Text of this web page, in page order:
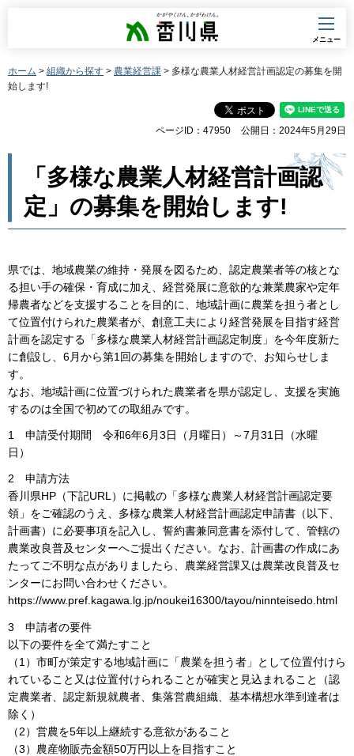
香川県
メニュー
ホーム > 組織から探す > 農業経営課 > 多様な農業人材経営計画認定の募集を開
始します!
ページID：47950 公開日：2024年5月29日
「多様な農業人材経営計画認
定」の募集を開始します!
県では、地域農業の維持・発展を図るため、認定農業者等の核とな
る担い手の確保・育成に加え、経営発展に意欲的な兼業農家や定年
帰農者などを支援することを目的に、地域計画に農業を担う者とし
て位置付けられた農業者が、創意工夫により経営発展を目指す経営
計画を認定する「多様な農業人材経営計画認定制度」を今年度新た
に創設し、6月から第1回の募集を開始しますので、お知らせしま
す。
なお、地域計画に位置づけられた農業者を県が認定し、支援を実施
するのは全国で初めての取組みです。
1 申請受付期間 令和6年6月3日（月曜日）～7月31日（水曜
日）
2 申請方法
香川県HP（下記URL）に掲載の「多様な農業人材経営計画認定要
領」をご確認のうえ、多様な農業人材経営計画認定申請書（以下、
計画書）に必要事項を記入し、誓約書兼同意書を添付して、管轄の
農業改良普及センターへご提出ください。なお、計画書の作成にあ
たってご不明な点がありましたら、農業経営課又は農業改良普及セ
ンターにお問い合わせください。
https://www.pref.kagawa.lg.jp/noukei16300/tayou/ninnteisedo.html
3 申請者の要件
以下の要件を全て満たすこと
（1）市町が策定する地域計画に「農業を担う者」として位置付けら
れていること又は位置付けられることが確実と見込まれること（認
定農業者、認定新規就農者、集落営農組織、基本構想水準到達者は
除く）
（2）営農を5年以上継続する意欲があること
（3）農産物販売金額50万円以上を目指すこと